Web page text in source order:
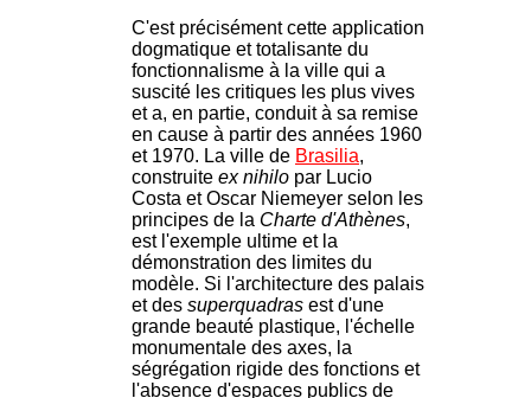
C'est précisément cette application
dogmatique et totalisante du
fonctionnalisme à la ville qui a
suscité les critiques les plus vives
et a, en partie, conduit à sa remise
en cause à partir des années 1960
et 1970. La ville de Brasilia,
construite ex nihilo par Lucio
Costa et Oscar Niemeyer selon les
principes de la Charte d'Athènes,
est l'exemple ultime et la
démonstration des limites du
modèle. Si l'architecture des palais
et des superquadras est d'une
grande beauté plastique, l'échelle
monumentale des axes, la
ségrégation rigide des fonctions et
l'absence d'espaces publics de